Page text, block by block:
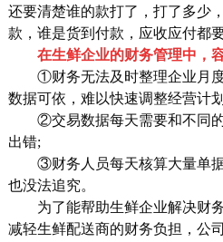
还要清楚谁的款打了，打了多少
款，谁是货到付款，应收应付都
在生鲜企业的财务管理中，
①财务无法及时整理企业月度
数据可依，难以快速调整经营计
②交易数据每天需要和不同的
出错;
③财务人员每天核算大量单据
也没法追究。
为了能帮助生鲜企业解决财务
减轻生鲜配送商的财务负担，公